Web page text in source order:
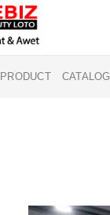
PRODUCT CATALOG